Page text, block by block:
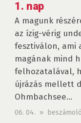
1. nap
A magunk
az ízig-vérig
fesztiválon, ami
magának mind
felhozatalával,
újrázás mellett
Ohmbachsee...
06. 04. » beszámoló